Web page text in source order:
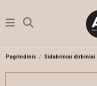
Pagrindinis Sidabriniai dirbiniai